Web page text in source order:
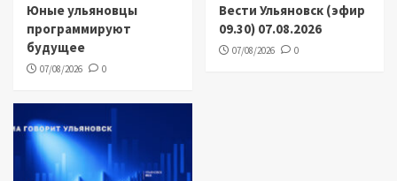
Юные ульяновцы
программируют
будущее
07/08/2026 0
Вести Ульяновск (эфир
09.30) 07.08.2026
07/08/2026 0